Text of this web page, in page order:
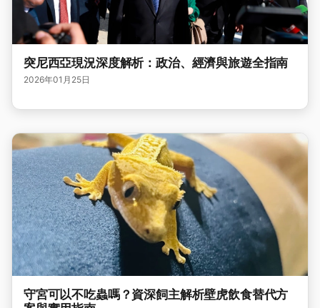
突尼西亞現況深度解析：政治、經濟與旅遊全指南
2026年01月25日
守宮可以不吃蟲嗎？資深飼主解析壁虎飲食替代方